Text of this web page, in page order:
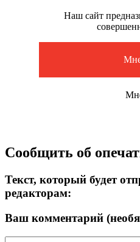
Наш сайт
Сообщить об
Текст, который будет
редакторам:
Ваш комментарий